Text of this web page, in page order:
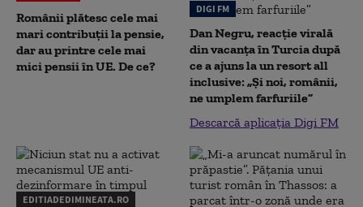
Românii plătesc cele mai
mari contribuții la pensie,
dar au printre cele mai
mici pensii în UE. De ce?
DIGI FM
Dan Negru, reacție virală
din vacanța în Turcia după
ce a ajuns la un resort all
inclusive: „Și noi, românii,
ne umplem farfuriile”
Descarcă aplicația Digi FM
EDITIADEDIMINEATA.RO